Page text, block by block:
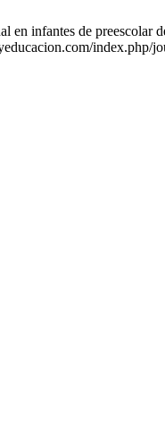
infantes de preescolar
index.php/